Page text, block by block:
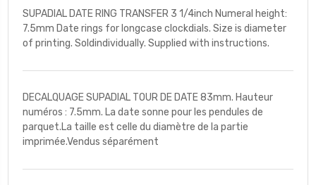
SUPADIAL DATE RING TRANSFER 3 1/4inch Numeral height:
7.5mm Date rings for longcase clockdials. Size is diameter
of printing. Soldindividually. Supplied with instructions.
DECALQUAGE SUPADIAL TOUR DE DATE 83mm. Hauteur
numéros : 7.5mm. La date sonne pour les pendules de
parquet.La taille est celle du diamètre de la partie
imprimée.Vendus séparément